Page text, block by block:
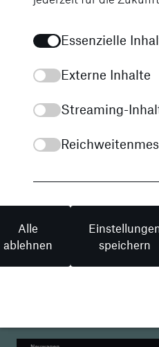
Unsere Angebote
Aktuell
Essenzielle
Externe Inhalte
Streaming-
Alle
ablehnen
speichern